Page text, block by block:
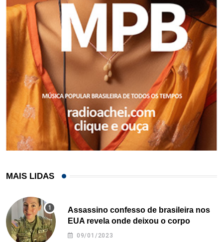
MAIS LIDAS
Assassino confesso de brasileira nos
EUA revela onde deixou o corpo
09/01/2023